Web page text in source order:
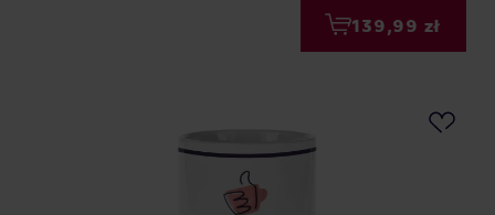
139,99 zł